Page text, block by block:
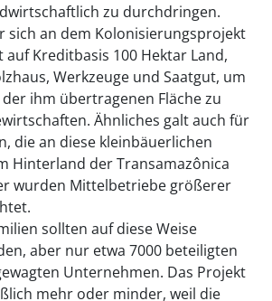
zu durchdringen.
sich an dem Kolonisierungsprojekt
Kreditbasis 100 Hektar Land,
Werkzeuge und Saatgut, um
ihm übertragenen Fläche zu
Ähnliches galt auch für
die an diese kleinbäuerlichen
Hinterland der Transamazônica
wurden Mittelbetriebe größerer
sollten auf diese Weise
aber nur etwa 7000 beteiligten
Unternehmen. Das Projekt
mehr oder minder, weil die